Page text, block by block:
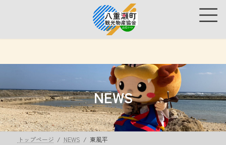
ス
プ
ン
動
NEWS
トップページ NEWS 東風平